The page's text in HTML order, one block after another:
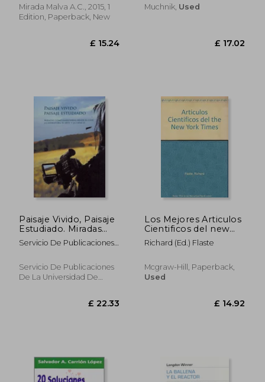
Mirada Malva A.C., 2015, 1
Edition, Paperback, New
£ 15.24
Muchnik, Used
Paisaje Vivido, Paisaje
Estudiado. Miradas
Complementarias
Desde el Cine, la
Ciencia (in Spanish)
Servicio De Publicaciones
Córdoba Y Consejerñia De
Medio Ambiente De La
Junta De Andalucía
Servicio De Publicaciones
De La Universidad De
Los Mejores Articulos
Cientificos del new
York Times (in
Spanish)
Richard (Ed.) Flaste
Mcgraw-Hill, Paperback,
Used